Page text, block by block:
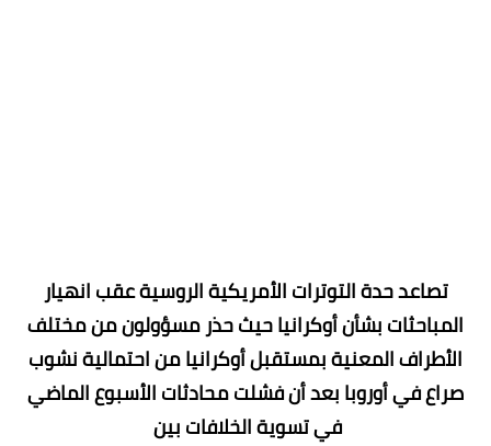
تصاعد حدة التوترات الأمريكية الروسية عقب انهيار
المباحثات بشأن أوكرانيا حيث حذر مسؤولون من مختلف
الأطراف المعنية بمستقبل أوكرانيا من احتمالية نشوب
صراع في أوروبا بعد أن فشلت محادثات الأسبوع الماضي
في تسوية الخلافات بين